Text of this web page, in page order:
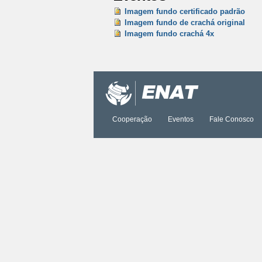
Imagem fundo certificado padrão
Imagem fundo de crachá original
Imagem fundo crachá 4x
documento
Cooperação Eventos Fale Conosco